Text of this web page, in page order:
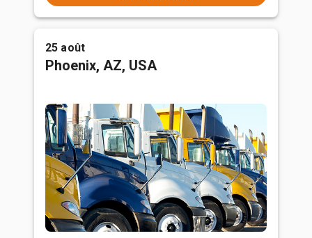
25 août
Phoenix, AZ, USA